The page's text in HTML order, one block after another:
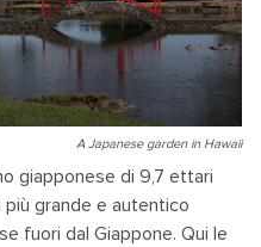
A Japanese garden in Hawaii
giapponese di 9,7 ettari
più grande e autentico
fuori dal Giappone. Qui le